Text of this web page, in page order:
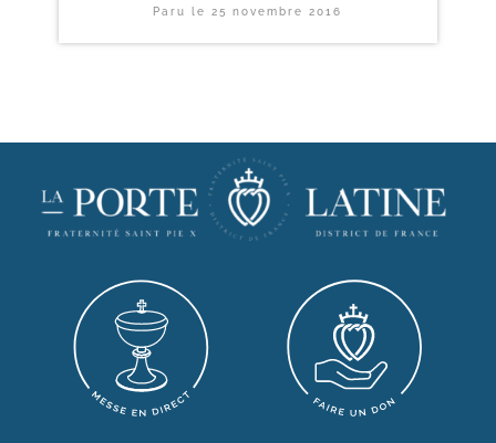
Paru le25 novembre 2016